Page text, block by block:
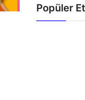
Popüler